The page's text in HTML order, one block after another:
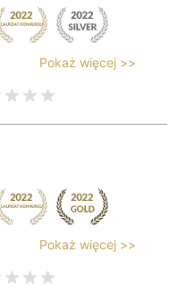
Pokaż więcej >>
Pokaż więcej >>